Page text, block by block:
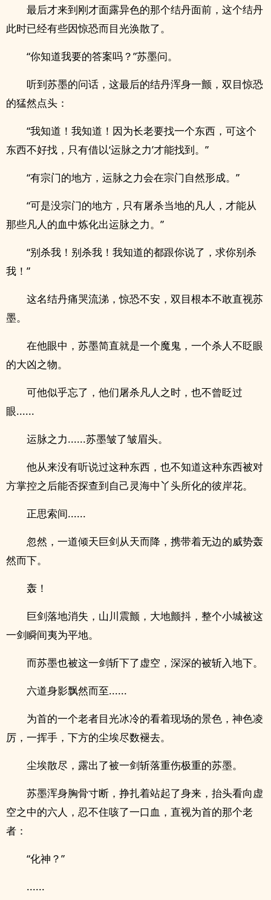
最后才来到刚才面露异色的那个结丹面前，这个结丹
此时已经有些因惊恐而目光涣散了。
“你知道我要的答案吗？”苏墨问。
听到苏墨的问话，这最后的结丹浑身一颤，双目惊恐
的猛然点头：
“我知道！我知道！因为长老要找一个东西，可这个
东西不好找，只有借以‘运脉之力’才能找到。”
“有宗门的地方，运脉之力会在宗门自然形成。”
“可是没宗门的地方，只有屠杀当地的凡人，才能从
那些凡人的血中炼化出运脉之力。”
“别杀我！别杀我！我知道的都跟你说了，求你别杀
我！”
这名结丹痛哭流涕，惊恐不安，双目根本不敢直视苏
墨。
在他眼中，苏墨简直就是一个魔鬼，一个杀人不眨眼
的大凶之物。
可他似乎忘了，他们屠杀凡人之时，也不曾眨过
眼......
运脉之力......苏墨皱了皱眉头。
他从来没有听说过这种东西，也不知道这种东西被对
方掌控之后能否探查到自己灵海中丫头所化的彼岸花。
正思索间......
忽然，一道倾天巨剑从天而降，携带着无边的威势轰
然而下。
轰！
巨剑落地消失，山川震颤，大地颤抖，整个小城被这
一剑瞬间夷为平地。
而苏墨也被这一剑斩下了虚空，深深的被斩入地下。
六道身影飘然而至......
为首的一个老者目光冰冷的看着现场的景色，神色凌
厉，一挥手，下方的尘埃尽数褪去。
尘埃散尽，露出了被一剑斩落重伤极重的苏墨。
苏墨浑身胸骨寸断，挣扎着站起了身来，抬头看向虚
空之中的六人，忍不住咳了一口血，直视为首的那个老
者：
“化神？”
......